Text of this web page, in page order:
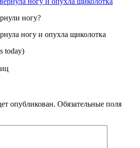
ногу?
ногу и опухла щиколотка
today)
опубликован. Обязательные поля